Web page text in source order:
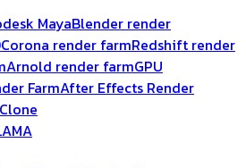
MayaBlender render
Corona render farmRedshift render
Arnold render farmGPU
FarmAfter Effects Render